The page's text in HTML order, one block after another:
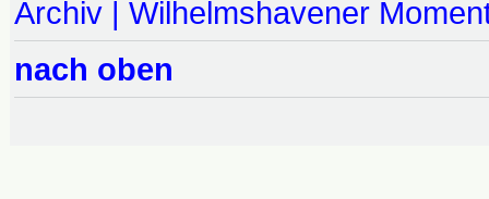
Archiv | Wilhelmshavener
nach oben